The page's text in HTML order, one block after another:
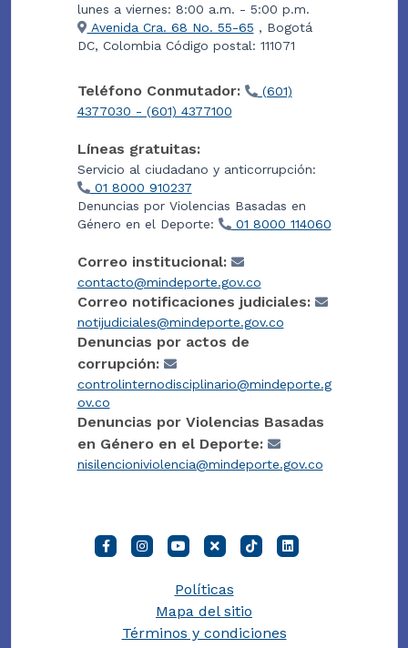
lunes a viernes: 8:00 a.m. - 5:00 p.m.
Avenida Cra. 68 No. 55-65 , Bogotá
DC, Colombia Código postal: 111071
Teléfono Conmutador:
(601)
4377030 - (601) 4377100
Líneas gratuitas:
Servicio al ciudadano y anticorrupción:
01 8000 910237
Denuncias por Violencias Basadas en
Género en el Deporte:
01 8000 114060
Correo institucional:
contacto@mindeporte.gov.co
Correo notificaciones judiciales:
notijudiciales@mindeporte.gov.co
Denuncias por actos de
corrupción:
controlinternodisciplinario@mindeporte.g
ov.co
Denuncias por Violencias Basadas
en Género en el Deporte:
nisilencioniviolencia@mindeporte.gov.co
Políticas
Mapa del sitio
Términos y condiciones